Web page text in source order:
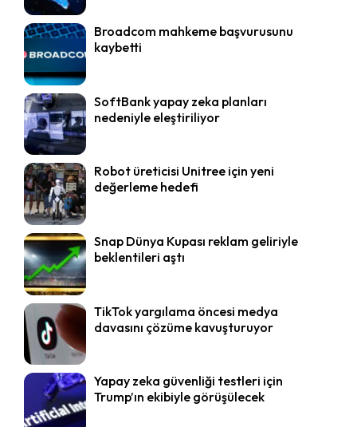
Broadcom mahkeme başvurusunu
kaybetti
SoftBank yapay zeka planları
nedeniyle eleştiriliyor
Robot üreticisi Unitree için yeni
değerleme hedefi
Snap Dünya Kupası reklam geliriyle
beklentileri aştı
TikTok yargılama öncesi medya
davasını çözüme kavuşturuyor
Yapay zeka güvenliği testleri için
Trump’ın ekibiyle görüşülecek